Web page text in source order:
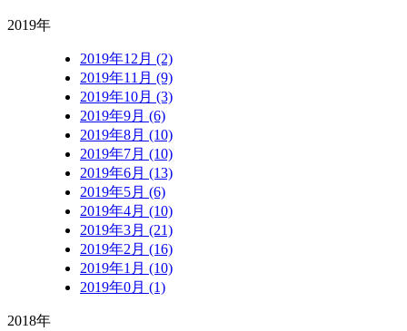
2019年
2019年12月 (2)
2019年11月 (9)
2019年10月 (3)
2019年9月 (6)
2019年8月 (10)
2019年7月 (10)
2019年6月 (13)
2019年5月 (6)
2019年4月 (10)
2019年3月 (21)
2019年2月 (16)
2019年1月 (10)
2019年0月 (1)
2018年